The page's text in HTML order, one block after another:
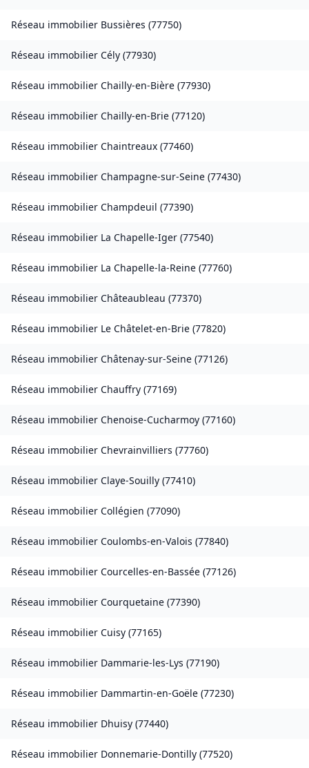
Réseau immobilier Bussières (77750)
Réseau immobilier Cély (77930)
Réseau immobilier Chailly-en-Bière (77930)
Réseau immobilier Chailly-en-Brie (77120)
Réseau immobilier Chaintreaux (77460)
Réseau immobilier Champagne-sur-Seine (77430)
Réseau immobilier Champdeuil (77390)
Réseau immobilier La Chapelle-Iger (77540)
Réseau immobilier La Chapelle-la-Reine (77760)
Réseau immobilier Châteaubleau (77370)
Réseau immobilier Le Châtelet-en-Brie (77820)
Réseau immobilier Châtenay-sur-Seine (77126)
Réseau immobilier Chauffry (77169)
Réseau immobilier Chenoise-Cucharmoy (77160)
Réseau immobilier Chevrainvilliers (77760)
Réseau immobilier Claye-Souilly (77410)
Réseau immobilier Collégien (77090)
Réseau immobilier Coulombs-en-Valois (77840)
Réseau immobilier Courcelles-en-Bassée (77126)
Réseau immobilier Courquetaine (77390)
Réseau immobilier Cuisy (77165)
Réseau immobilier Dammarie-les-Lys (77190)
Réseau immobilier Dammartin-en-Goële (77230)
Réseau immobilier Dhuisy (77440)
Réseau immobilier Donnemarie-Dontilly (77520)